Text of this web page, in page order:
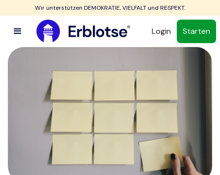
Wir unterstützen DEMOKRATIE, VIELFALT und RESPEKT.
Login Starten